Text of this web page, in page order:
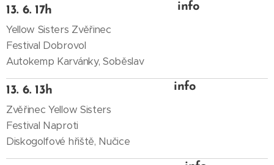
13. 6. 17h
Yellow Sisters Zvěřinec
Festival Dobrovol
Autokemp Karvánky, Soběslav
info
13. 6. 13h
Zvěřinec Yellow Sisters
Festival Naproti
Diskogolfové hřiště, Nučice
info